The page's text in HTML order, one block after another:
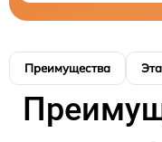
Преимущества